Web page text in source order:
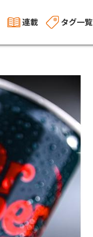
連載 タグ一覧